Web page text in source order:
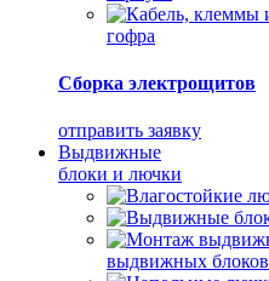
гофра
Сборка электрощитов
отправить заявку
Выдвижные
блоки и лючки
выдвижных блоков